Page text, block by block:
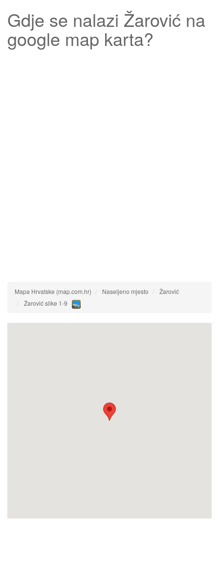
Gdje se nalazi Žarović na
google map karta?
Mapa Hrvatske (map.com.hr) Naseljeno mjesto
Žarović
Žarović slike 1-9